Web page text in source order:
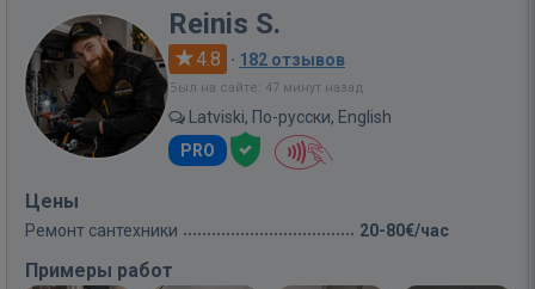
Reinis S.
4.8 · 182 отзывов
Был на сайте: 47 минут назад
Latviski, По-русски, English
PRO
Цены
Ремонт сантехники 20-80€/час
Примеры работ